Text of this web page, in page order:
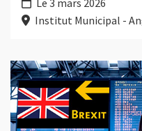
Le 3 mars 2026
Institut Municipal -
Plus d'information sur